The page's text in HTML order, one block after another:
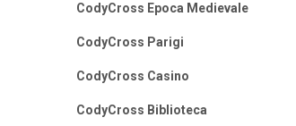
CodyCross Epoca Medievale
CodyCross Parigi
CodyCross Casino
CodyCross Biblioteca